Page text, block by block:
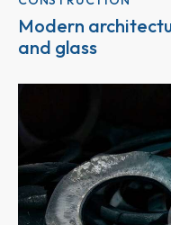
Modern
and glass